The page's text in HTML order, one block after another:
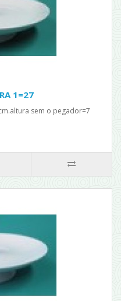
1=27
sem o pegador=7